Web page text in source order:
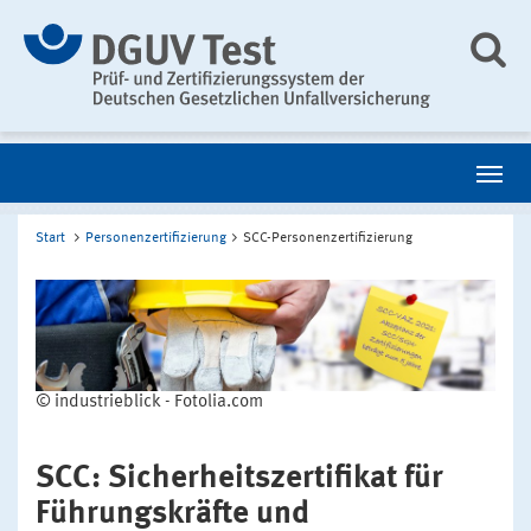
Start Personenzertifizierung SCC-Personenzertifizierung
© industrieblick - Fotolia.com
SCC: Sicherheitszertifikat für
Führungskräfte und